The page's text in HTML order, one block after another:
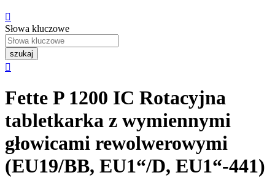

Słowa kluczowe
szukaj

Fette P 1200 IC Rotacyjna
tabletkarka z wymiennymi
głowicami rewolwerowymi
(EU19/BB, EU1“/D, EU1“-441)